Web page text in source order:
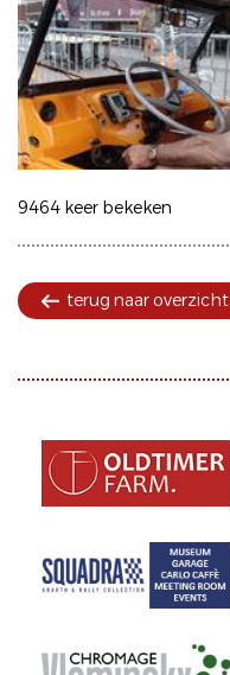
9464 keer bekeken
terug naar overzicht